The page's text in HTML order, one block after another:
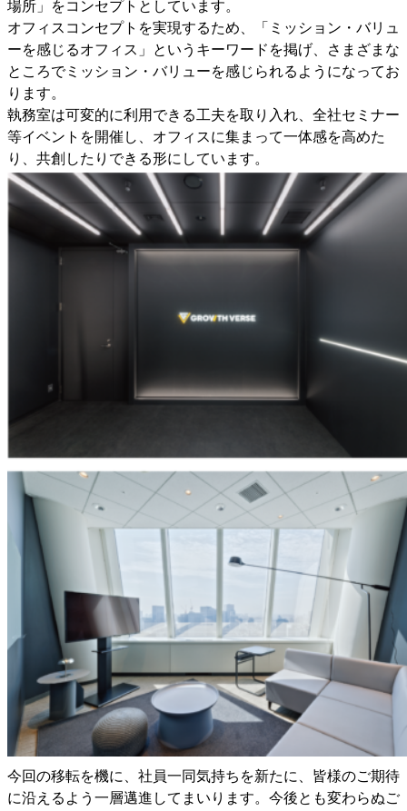
場所」をコンセプトとしています。
オフィスコンセプトを実現するため、「ミッション・バリュ
ーを感じるオフィス」というキーワードを掲げ、さまざまな
ところでミッション・バリューを感じられるようになってお
ります。
執務室は可変的に利用できる工夫を取り入れ、全社セミナー
等イベントを開催し、オフィスに集まって一体感を高めた
り、共創したりできる形にしています。
今回の移転を機に、社員一同気持ちを新たに、皆様のご期待
に沿えるよう一層邁進してまいります。今後とも変わらぬご